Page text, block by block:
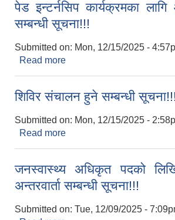
पेड इन्टर्नसिप कार्यक्रमका
सम्बन्धी सूचना!!!
Submitted on: Mon, 12/15/2025 -
Read more
शिविर संचालन हुने सम्बन्धी सूचना!!!
Submitted on: Mon, 12/15/2025 -
Read more
जनस्वास्थ्य अधिकृत पदको
अन्तरवार्ता सम्बन्धी सूचना!!!
Submitted on: Tue, 12/09/2025 -